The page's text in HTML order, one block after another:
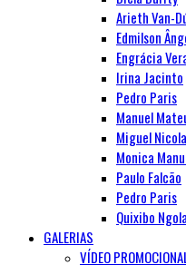
Arieth Van-
Edmilson
Engrácia
Irina Jacinto
Pedro Paris
Manuel
Miguel
Monica
Paulo Falcão
Pedro Paris
Quixibo Ngola
GALERIAS
VÍDEO